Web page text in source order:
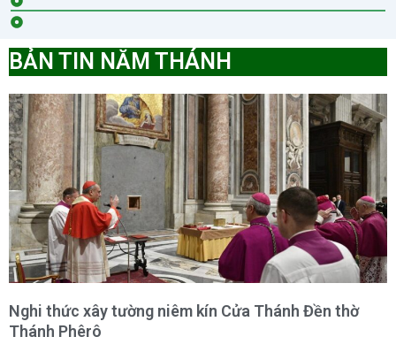
BẢN TIN NĂM THÁNH
Nghi thức xây tường niêm kín Cửa Thánh Đền thờ
Thánh Phêrô